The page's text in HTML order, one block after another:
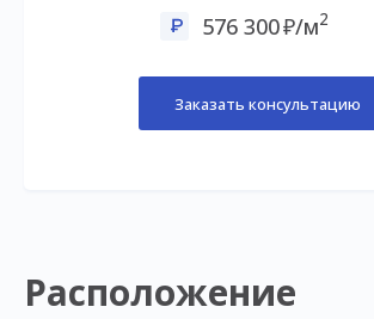
576 300 /м2
Заказать консультацию
Расположение